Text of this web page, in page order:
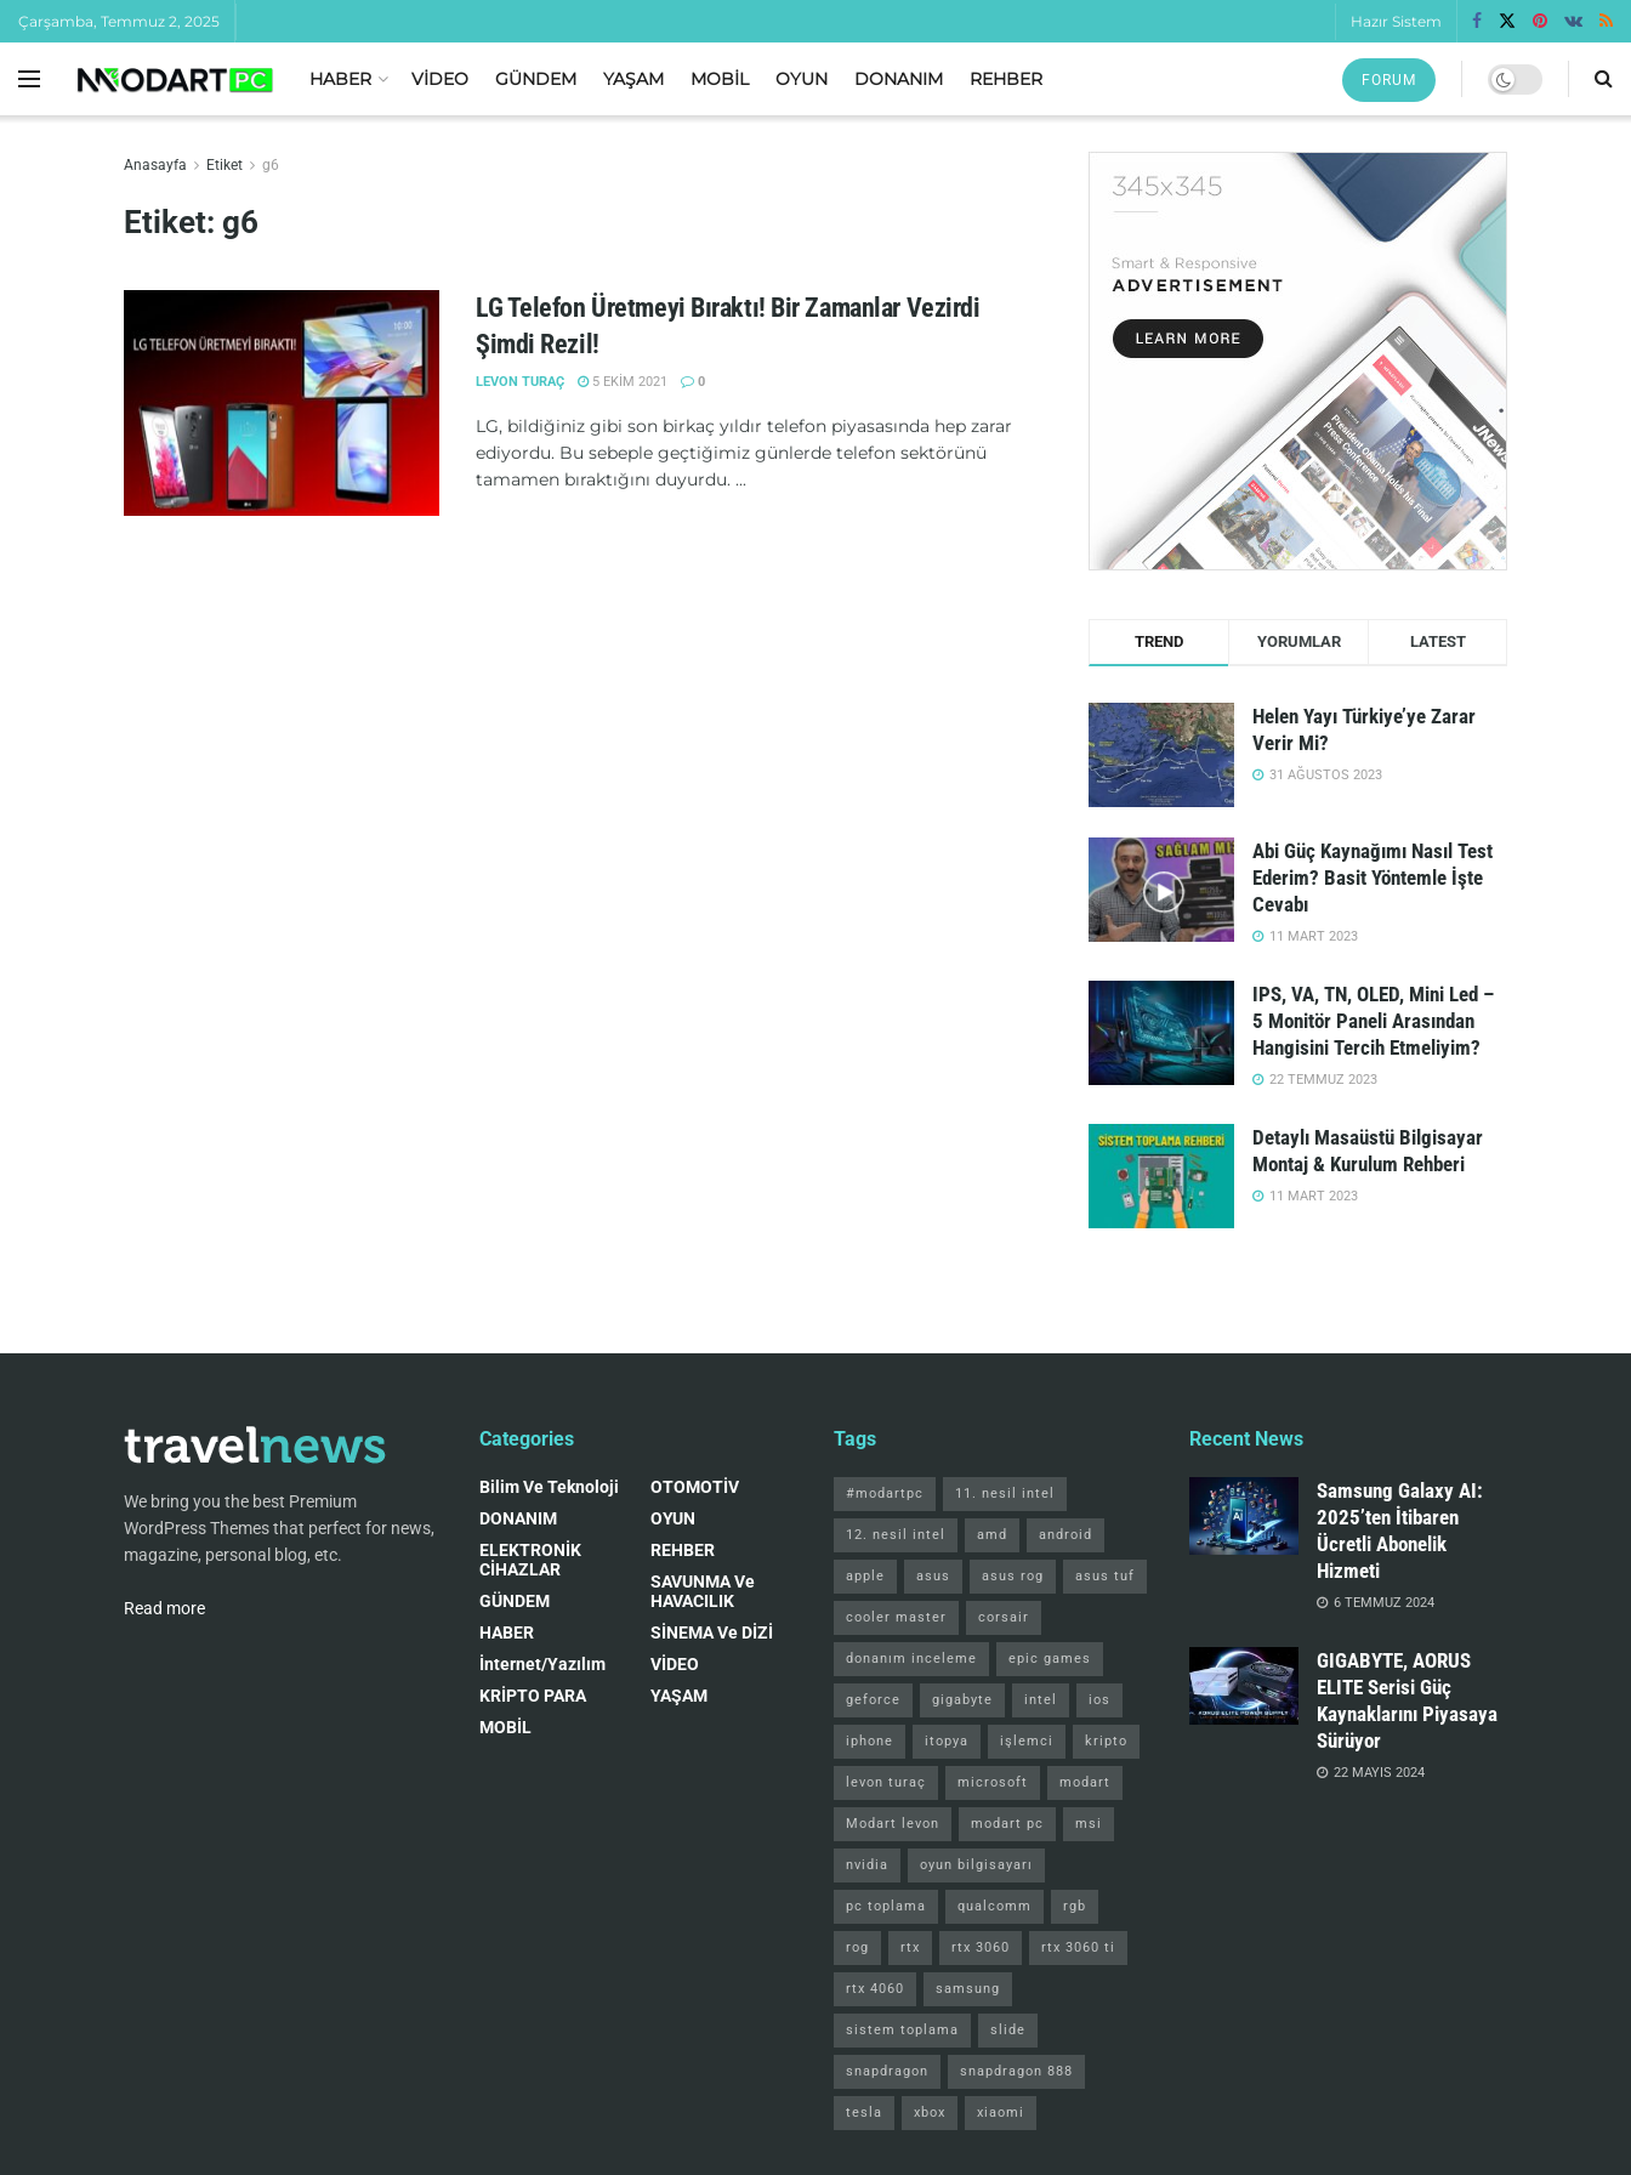
Çarşamba, Temmuz 2, 2025 Hazır Sistem
HABER VİDEO GÜNDEM YAŞAM MOBİL OYUN DONANIM REHBER FORUM
Anasayfa Etiket g6
Etiket: g6
LG Telefon Üretmeyi Bıraktı! Bir Zamanlar Vezirdi
Şimdi Rezil!
LEVON TURAÇ 5 EKIM 2021 0
LG, bildiğiniz gibi son birkaç yıldır telefon piyasasında hep zarar
ediyordu. Bu sebeple geçtiğimiz günlerde telefon sektörünü
tamamen bıraktığını duyurdu. ...
TREND YORUMLAR LATEST
Helen Yayı Türkiye’ye Zarar
Verir Mi?
31 AĞUSTOS 2023
Abi Güç Kaynağımı Nasıl Test
Ederim? Basit Yöntemle İşte
Cevabı
11 MART 2023
IPS, VA, TN, OLED, Mini Led –
5 Monitör Paneli Arasından
Hangisini Tercih Etmeliyim?
22 TEMMUZ 2023
Detaylı Masaüstü Bilgisayar
Montaj & Kurulum Rehberi
11 MART 2023
We bring you the best Premium
WordPress Themes that perfect for news,
magazine, personal blog, etc.
Read more
Categories
Bilim Ve Teknoloji
DONANIM
ELEKTRONİK
CİHAZLAR
GÜNDEM
HABER
İnternet/Yazılım
KRİPTO PARA
MOBİL
OTOMOTİV
OYUN
REHBER
SAVUNMA Ve
HAVACILIK
SİNEMA Ve DİZİ
VİDEO
YAŞAM
Tags
#modartpc 11. nesil intel
12. nesil intel amd android
apple asus asus rog asus tuf
cooler master corsair
donanım inceleme epic games
geforce gigabyte intel ios
iphone itopya işlemci kripto
levon turaç microsoft modart
Modart levon modart pc msi
nvidia oyun bilgisayarı
pc toplama qualcomm rgb
rog rtx rtx 3060 rtx 3060 ti
rtx 4060 samsung
sistem toplama slide
snapdragon snapdragon 888
tesla xbox xiaomi
Recent News
Samsung Galaxy AI:
2025’ten İtibaren
Ücretli Abonelik
Hizmeti
6 TEMMUZ 2024
GIGABYTE, AORUS
ELITE Serisi Güç
Kaynaklarını Piyasaya
Sürüyor
22 MAYIS 2024